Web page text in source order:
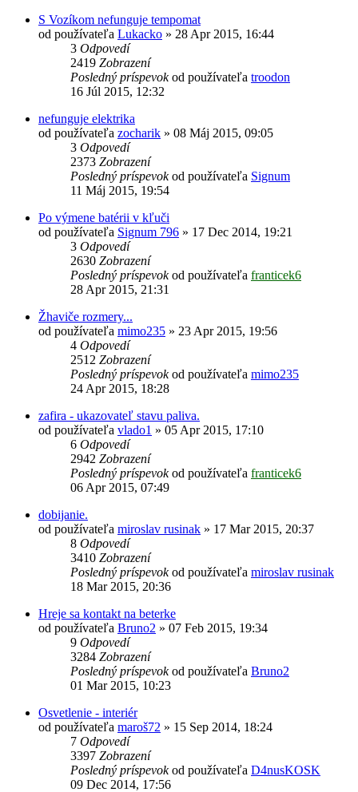
S Vozíkom nefunguje tempomat
od používateľa Lukacko » 28 Apr 2015, 16:44
3 Odpovedí
2419 Zobrazení
Posledný príspevokod používateľa troodon
16 Júl 2015, 12:32
nefunguje elektrika
od používateľa zocharik » 08 Máj 2015, 09:05
3 Odpovedí
2373 Zobrazení
Posledný príspevokod používateľa Signum
11 Máj 2015, 19:54
Po výmene batérii v kľuči
od používateľa Signum 796 » 17 Dec 2014, 19:21
3 Odpovedí
2630 Zobrazení
Posledný príspevokod používateľa franticek6
28 Apr 2015, 21:31
Žhaviče rozmery...
od používateľa mimo235 » 23 Apr 2015, 19:56
4 Odpovedí
2512 Zobrazení
Posledný príspevokod používateľa mimo235
24 Apr 2015, 18:28
zafira - ukazovateľ stavu paliva.
od používateľa vlado1 » 05 Apr 2015, 17:10
6 Odpovedí
2942 Zobrazení
Posledný príspevokod používateľa franticek6
06 Apr 2015, 07:49
dobijanie.
od používateľa miroslav rusinak » 17 Mar 2015, 20:37
8 Odpovedí
3410 Zobrazení
Posledný príspevokod používateľa miroslav rusinak
18 Mar 2015, 20:36
Hreje sa kontakt na beterke
od používateľa Bruno2 » 07 Feb 2015, 19:34
9 Odpovedí
3284 Zobrazení
Posledný príspevokod používateľa Bruno2
01 Mar 2015, 10:23
Osvetlenie - interiér
od používateľa maroš72 » 15 Sep 2014, 18:24
7 Odpovedí
3397 Zobrazení
Posledný príspevokod používateľa D4nusKOSK
09 Dec 2014, 17:56